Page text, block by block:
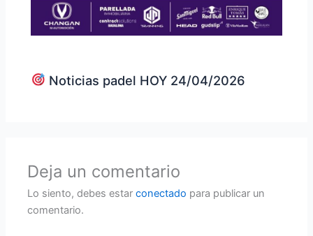
Noticias padel HOY 24/04/2026
Deja un comentario
Lo siento, debes estarconectado para publicar un
comentario.